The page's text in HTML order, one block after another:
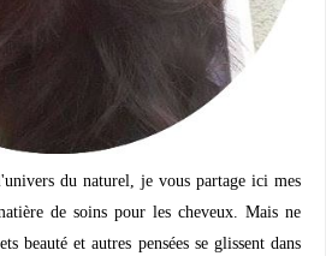
du naturel, je vous partage ici mes
de soins pour les cheveux. Mais ne
beauté et autres pensées se glissent dans